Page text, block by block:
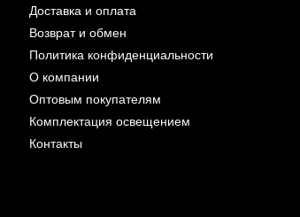
Доставка и оплата
Возврат и обмен
Политика конфиденциальности
О компании
Оптовым покупателям
Комплектация освещением
Контакты